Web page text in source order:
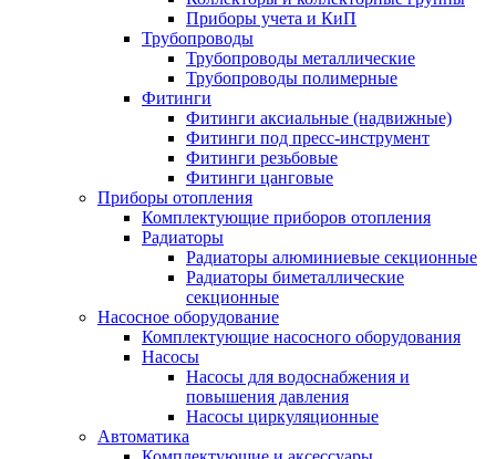
Приборы учета и КиП
Трубопроводы
Трубопроводы металлические
Трубопроводы полимерные
Фитинги
Фитинги аксиальные (надвижные)
Фитинги под пресс-инструмент
Фитинги резьбовые
Фитинги цанговые
Приборы отопления
Комплектующие приборов отопления
Радиаторы
Радиаторы алюминиевые секционные
Радиаторы биметаллические
секционные
Насосное оборудование
Комплектующие насосного оборудования
Насосы
Насосы для водоснабжения и
повышения давления
Насосы циркуляционные
Автоматика